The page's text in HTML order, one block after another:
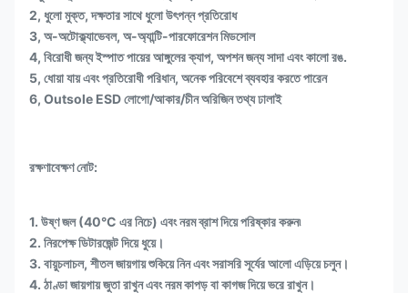
2, ধুলো মুক্ত, দক্ষতার সাথে ধুলো উৎপন্ন প্রতিরোধ
3, অ-অটোক্ল্যাভেবল, অ-অ্যান্টি-পারফোরেশন মিডসোল
4, বিরোধী জন্য ইস্পাত পায়ের আঙ্গুলের ক্যাপ, অপশন জন্য সাদা এবং কালো রঙ.
5, ধোয়া যায় এবং প্রতিরোধী পরিধান, অনেক পরিবেশে ব্যবহার করতে পারেন
6, Outsole ESD লোগো/আকার/চীন অরিজিন তথ্য ঢালাই
রক্ষণাবেক্ষণ নোট:
1. উষ্ণ জল (40°C এর নিচে) এবং নরম ব্রাশ দিয়ে পরিষ্কার করুন৷
2. নিরপেক্ষ ডিটারজেন্ট দিয়ে ধুয়ে।
3. বায়ুচলাচল, শীতল জায়গায় শুকিয়ে নিন এবং সরাসরি সূর্যের আলো এড়িয়ে চলুন।
4. ঠাণ্ডা জায়গায় জুতা রাখুন এবং নরম কাপড় বা কাগজ দিয়ে ভরে রাখুন।